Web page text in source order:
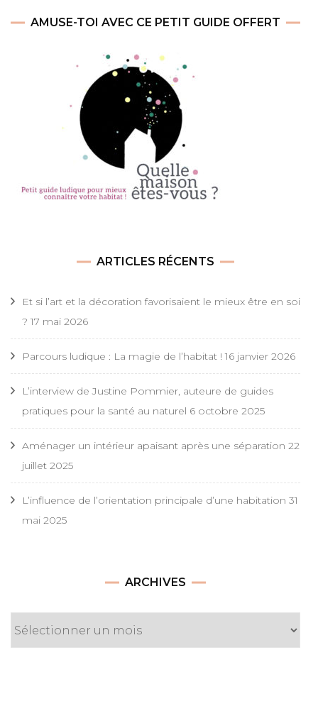
AMUSE-TOI AVEC CE PETIT GUIDE OFFERT
ARTICLES RÉCENTS
Et si l’art et la décoration favorisaient le mieux être en soi
? 17 mai 2026
Parcours ludique : La magie de l’habitat ! 16 janvier 2026
L’interview de Justine Pommier, auteure de guides
pratiques pour la santé au naturel 6 octobre 2025
Aménager un intérieur apaisant après une séparation 22
juillet 2025
L’influence de l’orientation principale d’une habitation 31
mai 2025
ARCHIVES
Archives